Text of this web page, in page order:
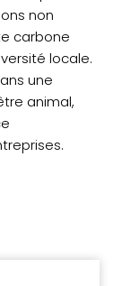
non
carbone
locale.
une
animal,